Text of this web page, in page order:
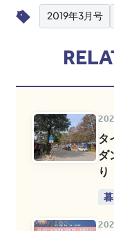
2019年3月号
タ
ダ
り
暮